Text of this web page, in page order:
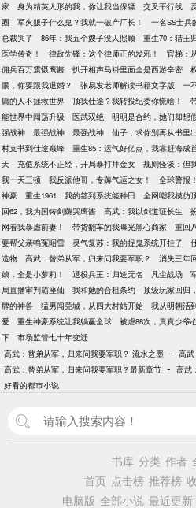
家
身为精英人形的我，你让我当保镖 交叉平行线
圈
军火贩子什么鬼？我就一破产厂长！ 一名SS士兵
总裁哭了
86年：我五个嫂子没人照顾 重生70：猎王
医学传奇！
律政先锋：这个律师正的发邪！ 官梯：
佣兵百万震慑鹰酱
扒开相声马褂里面全是西游辛密
眼，你要跟我退婚？
张易发老师解读书籍文字版 一
庸的人不拯救世界
顶我仕途？我转投纪委你慌啥！
能世界中闯荡升级
医武双绝 明明是合约，她们却想
强战神
最强战神 最强战神 仙子，求你别再从书里
村支书到仕途巅峰
重生85：运气好亿点，我靠赶海成
天
充值系统不正经，开局暴打拜金女 规则怪谈：但
我一天三顿
我反派他哥，专薅气运之女！ 全球警报
神豪
重生1961：我的签到系统能种田 全网嘲我模仿
回62，我为国铸剑薅哭鹰酱
高武：我以剑道证长生
网看我暴虐前妻！
带货翻车的我曝光黑心商家 重回
要帮父亲鸣冤昭雪
灵气复苏：我的捉鬼系统开挂了
造物
高武：替弟从军，归来问我要军职？ 消失三年
娘，全是小萝莉！
退役兵王：归途无名 凡尘战场
局直播审判霸座仙
我和她的合租条约 顶级玩家回归
牌的神兽
猛男闯莞城，从四大村姑开始 我从明朝活
爱
重生神豪系统让我躺赢全球 被虐88次，真真少爷
下
市场监管七十年变迁
高武：替弟从军，归来问我要军职？ 流水之墨 - 高
高武：替弟从军，归来问我要军职？最新章节 - 高武
好看的都市小说
书库 分类 作者
首页 点击榜 推荐榜
电脑版 全部小说 最近更新